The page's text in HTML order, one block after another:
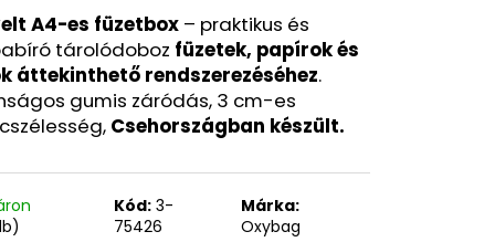
A4-es füzetbox – praktikus és
tárolódoboz füzetek, papírok és
áttekinthető rendszerezéséhez.
gumis záródás, 3 cm-es
Csehországban készült.
Kód: 3-
75426
Márka:
Oxybag